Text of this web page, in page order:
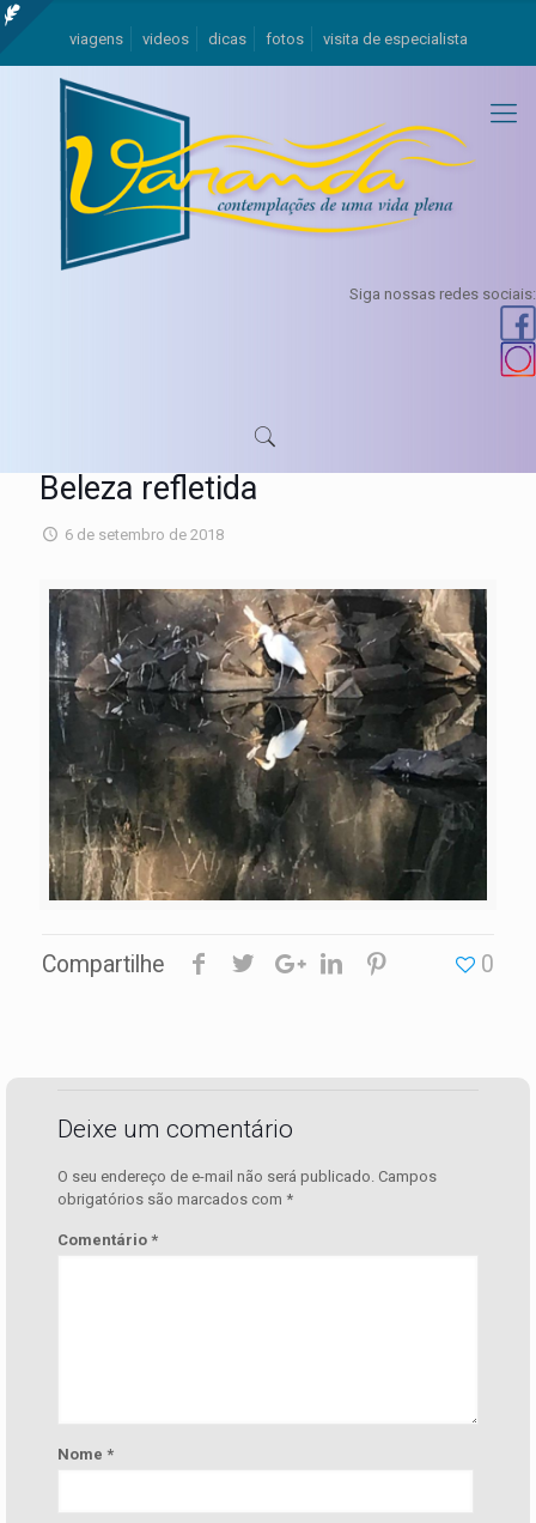
viagens videos dicas fotos visita de especialista
Siga nossas redes sociais:
Beleza refletida
6 de setembro de 2018
Compartilhe 0
Deixe um comentário
O seu endereço de e-mail não será publicado. Campos
obrigatórios são marcados com *
Comentário *
Nome *